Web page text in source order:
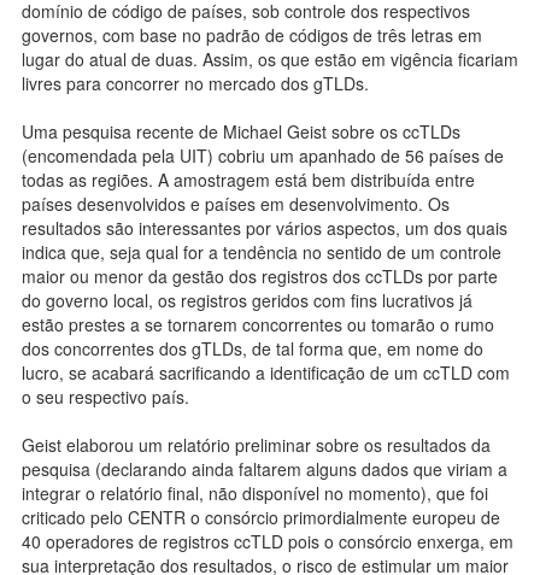
domínio de código de países, sob controle dos respectivos
governos, com base no padrão de códigos de três letras em
lugar do atual de duas. Assim, os que estão em vigência ficariam
livres para concorrer no mercado dos gTLDs.
Uma pesquisa recente de Michael Geist sobre os ccTLDs
(encomendada pela UIT) cobriu um apanhado de 56 países de
todas as regiões. A amostragem está bem distribuída entre
países desenvolvidos e países em desenvolvimento. Os
resultados são interessantes por vários aspectos, um dos quais
indica que, seja qual for a tendência no sentido de um controle
maior ou menor da gestão dos registros dos ccTLDs por parte
do governo local, os registros geridos com fins lucrativos já
estão prestes a se tornarem concorrentes ou tomarão o rumo
dos concorrentes dos gTLDs, de tal forma que, em nome do
lucro, se acabará sacrificando a identificação de um ccTLD com
o seu respectivo país.
Geist elaborou um relatório preliminar sobre os resultados da
pesquisa (declarando ainda faltarem alguns dados que viriam a
integrar o relatório final, não disponível no momento), que foi
criticado pelo CENTR o consórcio primordialmente europeu de
40 operadores de registros ccTLD pois o consórcio enxerga, em
sua interpretação dos resultados, o risco de estimular um maior